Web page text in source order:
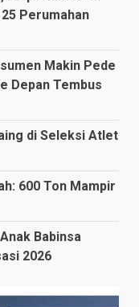
Perumahan
Makin Pede
Depan Tembus
di Seleksi Atlet
600 Ton Mampir
Babinsa
2026